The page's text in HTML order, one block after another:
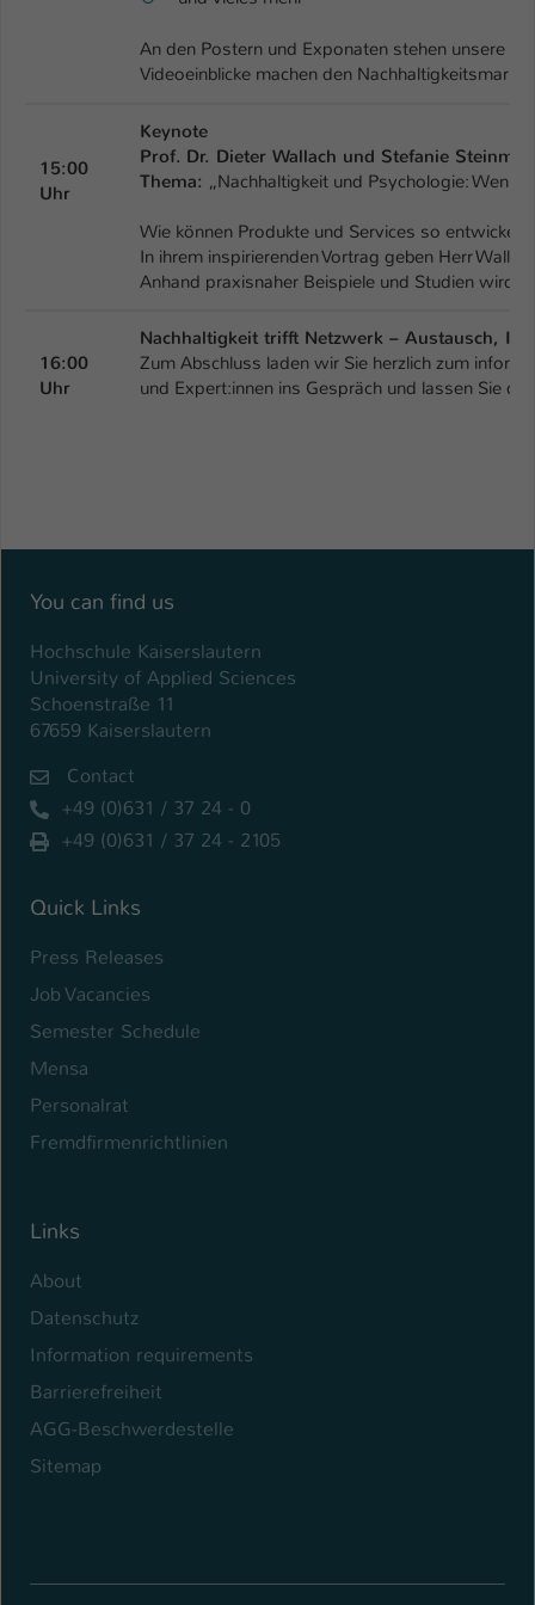
An den Postern und Exponaten stehen unsere
Videoeinblicke machen den Nachhaltigkeitsmarkt
15:00
Uhr
Keynote
Prof. Dr. Dieter Wallach und Stefanie
Thema: „Nachhaltigkeit und Psychologie:
Wie können Produkte und Services so
In ihrem inspirierenden Vortrag geben Herr
Anhand praxisnaher Beispiele und Studien wird
16:00
Uhr
Nachhaltigkeit trifft Netzwerk – Austausch,
Zum Abschluss laden wir Sie herzlich zum
und Expert:innen ins Gespräch und lassen Sie
You can find us
Hochschule Kaiserslautern
University of Applied Sciences
Schoenstraße 11
67659 Kaiserslautern
Contact
+49 (0)631 / 37 24 - 0
+49 (0)631 / 37 24 - 2105
Quick Links
Press Releases
Job Vacancies
Semester Schedule
Mensa
Personalrat
Fremdfirmenrichtlinien
Links
About
Datenschutz
Information requirements
Barrierefreiheit
AGG-Beschwerdestelle
Sitemap
Einstellungen. Unter anderem eine zufällig
Speicherung Ihrer vorgenommen
Einstellungen, falls der Webseiten-
Name fe_typo_user / PHPSESSID
TYPO3
1 Woche
Dieses Cookie ist ein Standard-Session-
Cookie von TYPO3. Es speichert im Fall
eines Intranet-Logins die Session-ID. So
Laufzeit 1 Tag
Zweck
Dieser Cookie teilt der Webseite mit, ob
zu verwalten.